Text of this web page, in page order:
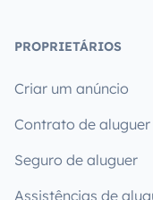
PROPRIETÁRIOS
Criar um anúncio
Contrato de aluguer
Seguro de aluguer
Assistências de